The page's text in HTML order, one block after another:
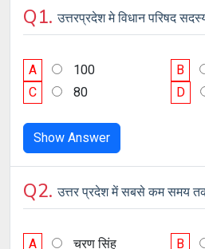
Q1.उत्तरप्रदेश मे विधान परिषद
A 100 B
C
80 D
Show Answer
Q2.उत्तर प्रदेश में सबसे कम समय
A चरण सिंह B